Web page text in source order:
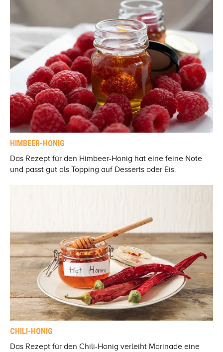
HIMBEER-HONIG
Das Rezept für den Himbeer-Honig hat eine feine Note
und passt gut als Topping auf Desserts oder Eis.
CHILI-HONIG
Das Rezept für den Chili-Honig verleiht Marinade eine